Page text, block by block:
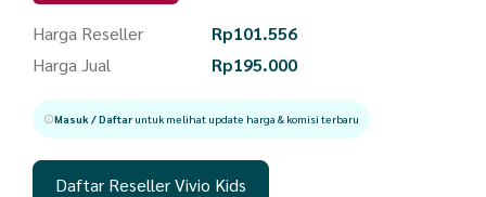
Harga Reseller Rp101.556
Harga Jual
Rp195.000
Masuk / Daftaruntuk melihat update harga & komisi terbaru
Daftar Reseller Vivio Kids